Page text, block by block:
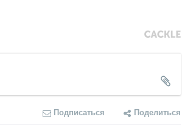
Подписаться Поделиться